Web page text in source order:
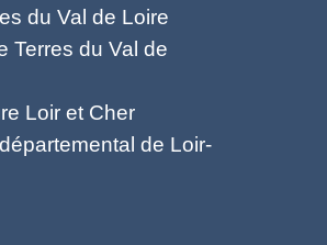
du Val de Loire
Terres du Val de
Loir et Cher
de Loir-